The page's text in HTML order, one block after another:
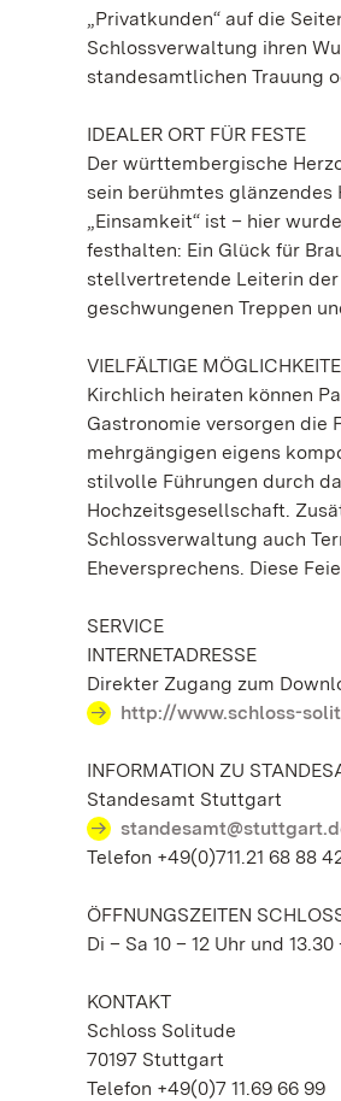
„Privatkunden“ auf die
Schlossverwaltung ihren
standesamtlichen Trauung
IDEALER ORT FÜR FESTE
Der württembergische
sein berühmtes
„Einsamkeit“ ist – hier
festhalten: Ein Glück für
stellvertretende Leiterin
geschwungenen Treppen
VIELFÄLTIGE
Kirchlich heiraten können
Gastronomie versorgen die
mehrgängigen eigens
stilvolle Führungen durch
Hochzeitsgesellschaft.
Schlossverwaltung auch
Eheversprechens. Diese
SERVICE
INTERNETADRESSE
Direkter Zugang zum
http://www.schloss-
INFORMATION ZU
Standesamt Stuttgart
Telefon +49(0)711.21 68 88
ÖFFNUNGSZEITEN
Di – Sa 10 – 12 Uhr und
KONTAKT
Schloss Solitude
70197 Stuttgart
Telefon +49(0)7 11.69 66 99